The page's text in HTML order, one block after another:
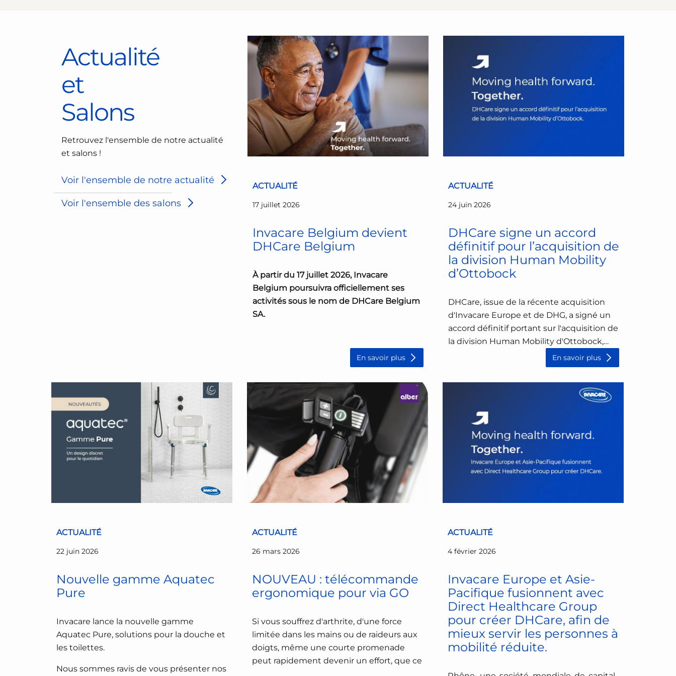
Actualité
et
Salons
Retrouvez l'ensemble de notre actualité
et salons !
Voir l'ensemble de notre actualité
Voir l'ensemble des salons
ACTUALITÉ
17 juillet 2026
Invacare Belgium devient
DHCare Belgium
À partir du 17 juillet 2026, Invacare
Belgium poursuivra officiellement ses
activités sous le nom de DHCare Belgium
SA.
marque une étape importante à la suite
de l'intégration réussie d'Invacare et de
En savoir plus
ACTUALITÉ
24 juin 2026
DHCare signe un accord
définitif pour l’acquisition de
la division Human Mobility
d’Ottobock
DHCare, issue de la récente acquisition
d'Invacare Europe et de DHG, a signé un
accord définitif portant sur l'acquisition de
la division Human Mobility d'Ottobock,
fournisseur mondialement reconnu de
fauteuils roulants électriques complexes
et de...
En savoir plus
ACTUALITÉ
22 juin 2026
Nouvelle gamme Aquatec
Pure
Invacare lance la nouvelle gamme
Aquatec Pure, solutions pour la douche et
les toilettes.
Nous sommes ravis de vous présenter nos
ACTUALITÉ
26 mars 2026
NOUVEAU : télécommande
ergonomique pour via GO
Si vous souffrez d'arthrite, d'une force
limitée dans les mains ou de raideurs aux
doigts, même une courte promenade
peut rapidement devenir un effort, que ce
ACTUALITÉ
4 février 2026
Invacare Europe et Asie-
Pacifique fusionnent avec
Direct Healthcare Group
pour créer DHCare, afin de
mieux servir les personnes à
mobilité réduite.